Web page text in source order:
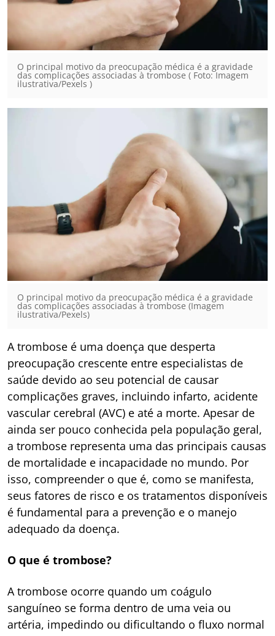
O principal motivo da preocupação médica é a gravidade
das complicações associadas à trombose ( Foto: Imagem
ilustrativa/Pexels )
O principal motivo da preocupação médica é a gravidade
das complicações associadas à trombose (Imagem
ilustrativa/Pexels)
A trombose é uma doença que desperta
preocupação crescente entre especialistas de
saúde devido ao seu potencial de causar
complicações graves, incluindo infarto, acidente
vascular cerebral (AVC) e até a morte. Apesar de
ainda ser pouco conhecida pela população geral,
a trombose representa uma das principais causas
de mortalidade e incapacidade no mundo. Por
isso, compreender o que é, como se manifesta,
seus fatores de risco e os tratamentos disponíveis
é fundamental para a prevenção e o manejo
adequado da doença.
O que é trombose?
A trombose ocorre quando um coágulo
sanguíneo se forma dentro de uma veia ou
artéria, impedindo ou dificultando o fluxo normal